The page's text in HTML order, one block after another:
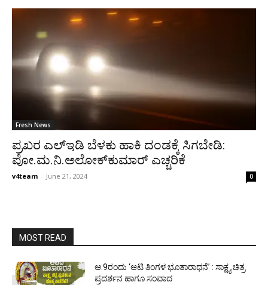
Fresh News
ಪ್ರಖರ ಎಲ್‌ಇಡಿ ಬೆಳಕು ಹಾಕಿ ದಂಡಕ್ಕೆ ಸಿಗಬೇಡಿ:
ಪೋ.ಮ.ನಿ.ಅಲೋಕ್‌ಕುಮಾರ್ ಎಚ್ಚರಿಕೆ
v4team - June 21, 2024 0
MOST READ
ಆ.9ರಂದು ‘ಆಟಿ ತಿಂಗಳ ಭೂತಾರಾಧನೆ’ : ಸಾಕ್ಷ್ಯ ಚಿತ್ರ
ಪ್ರದರ್ಶನ ಹಾಗೂ ಸಂವಾದ